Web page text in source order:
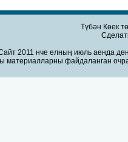
Түбән Көек
2011 нче елның июль аенда
материалларны файдаланган